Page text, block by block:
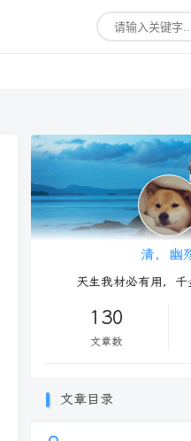
清，幽
天生我材必有用，
130
文章数
文章目录